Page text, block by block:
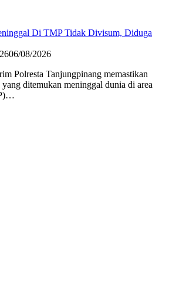
Di TMP Tidak Divisum, Diduga
06/08/2026
Polresta Tanjungpinang memastikan
ditemukan meninggal dunia di area